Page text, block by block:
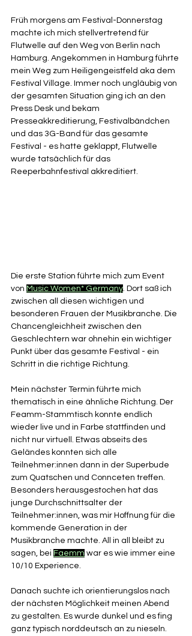
Früh morgens am Festival-Donnerstag
machte ich mich stellvertretend für
Flutwelle auf den Weg von Berlin nach
Hamburg. Angekommen in Hamburg führte
mein Weg zum Heiligengeistfeld aka dem
Festival Village. Immer noch ungläubig von
der gesamten Situation ging ich an den
Press Desk und bekam
Presseakkreditierung, Festivalbändchen
und das 3G-Band für das gesamte
Festival - es hatte geklappt, Flutwelle
wurde tatsächlich für das
Reeperbahnfestival akkreditiert.
Die erste Station führte mich zum Event
von Music Women* Germany. Dort saß ich
zwischen all diesen wichtigen und
besonderen Frauen der Musikbranche. Die
Chancengleichheit zwischen den
Geschlechtern war ohnehin ein wichtiger
Punkt über das gesamte Festival - ein
Schritt in die richtige Richtung.
Mein nächster Termin führte mich
thematisch in eine ähnliche Richtung. Der
Feamm-Stammtisch konnte endlich
wieder live und in Farbe stattfinden und
nicht nur virtuell. Etwas abseits des
Geländes konnten sich alle
Teilnehmer:innen dann in der Superbude
zum Quatschen und Connceten treffen.
Besonders herausgestochen hat das
junge Durchschnittsalter der
Teilnehmer:innen, was mir Hoffnung für die
kommende Generation in der
Musikbranche machte. All in all bleibt zu
sagen, bei Faemm war es wie immer eine
10/10 Experience.
Danach suchte ich orientierungslos nach
der nächsten Möglichkeit meinen Abend
zu gestalten. Es wurde dunkel und es fing
ganz typisch norddeutsch an zu nieseln.